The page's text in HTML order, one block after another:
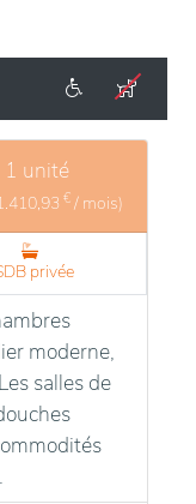
1 unité
€ / mois)
privée
moderne,
salles de